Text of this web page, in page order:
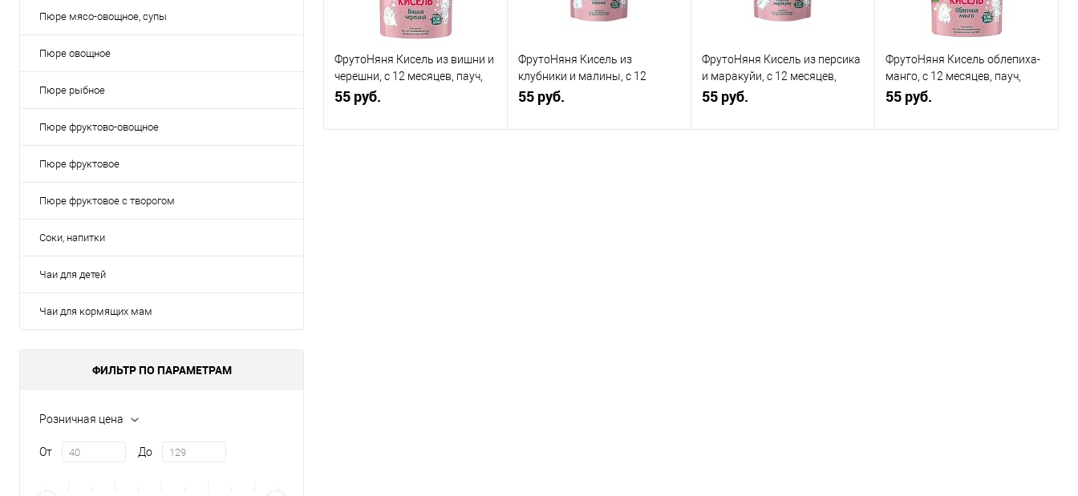
Пюре мясо-овощное, супы
Пюре овощное
Пюре рыбное
Пюре фруктово-овощное
Пюре фруктовое
Пюре фруктовое с творогом
Соки, напитки
Чаи для детей
Чаи для кормящих мам
ФИЛЬТР ПО ПАРАМЕТРАМ
Розничная цена
От До
ФрутоНяня Кисель из вишни и
черешни, с 12 месяцев, пауч,
130гр
55 руб.
ФрутоНяня Кисель из
клубники и малины, с 12
месяцев, пауч, 130гр
55 руб.
ФрутоНяня Кисель из персика
и маракуйи, с 12 месяцев,
пауч, 130гр
55 руб.
ФрутоНяня Кисель облепиха-
манго, с 12 месяцев, пауч,
130гр
55 руб.